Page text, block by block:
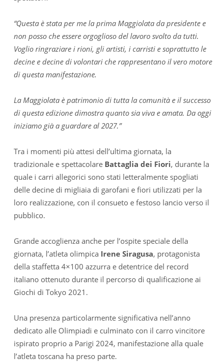
“Questa è stata per me la prima Maggiolata da presidente e
non posso che essere orgoglioso del lavoro svolto da tutti.
Voglio ringraziare i rioni, gli artisti, i carristi e soprattutto le
decine e decine di volontari che rappresentano il vero motore
di questa manifestazione.
La Maggiolata è patrimonio di tutta la comunità e il successo
di questa edizione dimostra quanto sia viva e amata. Da oggi
iniziamo già a guardare al 2027.”
Tra i momenti più attesi dell’ultima giornata, la
tradizionale e spettacolare Battaglia dei Fiori, durante la
quale i carri allegorici sono stati letteralmente spogliati
delle decine di migliaia di garofani e fiori utilizzati per la
loro realizzazione, con il consueto e festoso lancio verso il
pubblico.
Grande accoglienza anche per l’ospite speciale della
giornata, l’atleta olimpica Irene Siragusa, protagonista
della staffetta 4×100 azzurra e detentrice del record
italiano ottenuto durante il percorso di qualificazione ai
Giochi di Tokyo 2021.
Una presenza particolarmente significativa nell’anno
dedicato alle Olimpiadi e culminato con il carro vincitore
ispirato proprio a Parigi 2024, manifestazione alla quale
l’atleta toscana ha preso parte.